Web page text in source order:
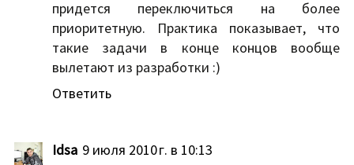
придется переключиться на более
приоритетную. Практика показывает, что
такие задачи в конце концов вообще
вылетают из разработки :)
Ответить
Idsa 9 июля 2010 г. в 10:13